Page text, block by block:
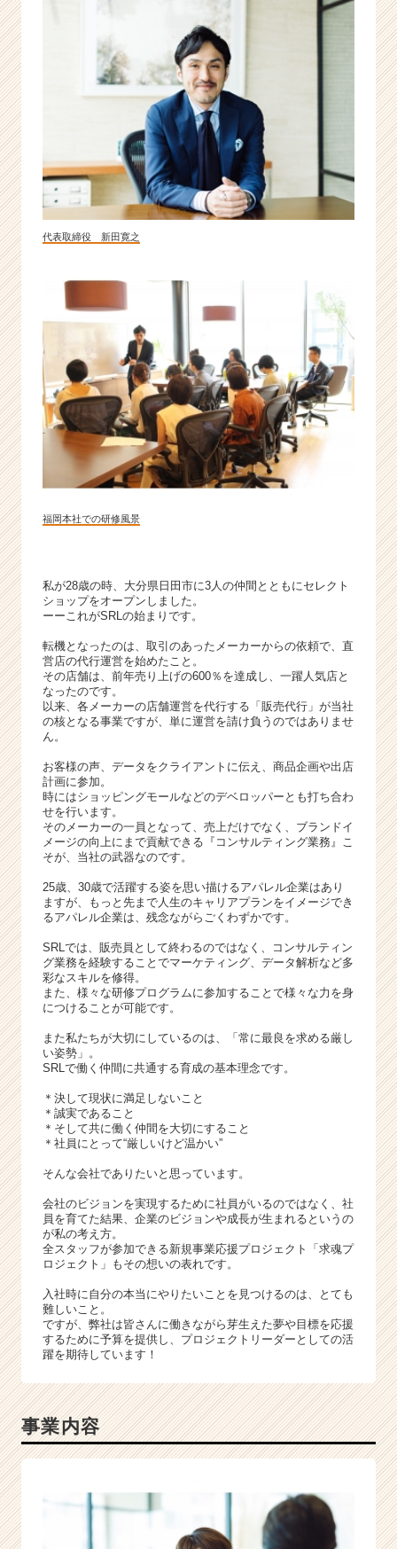
い
ま
す！
|
ベ
ン
チ
ャ
ー・
ら
ス
カ
ウ
ト
が
届
く
就
ア
キ
リ
ア
（C
h
e
a
e
e
代表取締役 新田寛之
福岡本社での研修風景
私が28歳の時、大分県日田市に3人の仲間とともにセレクト
ショップをオープンしました。
ーーこれがSRLの始まりです。
転機となったのは、取引のあったメーカーからの依頼で、直
営店の代行運営を始めたこと。
その店舗は、前年売り上げの600％を達成し、一躍人気店と
なったのです。
以来、各メーカーの店舗運営を代行する「販売代行」が当社
の核となる事業ですが、単に運営を請け負うのではありませ
ん。
お客様の声、データをクライアントに伝え、商品企画や出店
計画に参加。
時にはショッピングモールなどのデベロッパーとも打ち合わ
せを行います。
そのメーカーの一員となって、売上だけでなく、ブランドイ
メージの向上にまで貢献できる『コンサルティング業務』こ
そが、当社の武器なのです。
25歳、30歳で活躍する姿を思い描けるアパレル企業はあり
ますが、もっと先まで人生のキャリアプランをイメージでき
るアパレル企業は、残念ながらごくわずかです。
SRLでは、販売員として終わるのではなく、コンサルティン
グ業務を経験することでマーケティング、データ解析など多
彩なスキルを修得。
また、様々な研修プログラムに参加することで様々な力を身
につけることが可能です。
また私たちが大切にしているのは、「常に最良を求める厳し
い姿勢」。
SRLで働く仲間に共通する育成の基本理念です。
＊決して現状に満足しないこと
＊誠実であること
＊そして共に働く仲間を大切にすること
＊社員にとって“厳しいけど温かい”
そんな会社でありたいと思っています。
会社のビジョンを実現するために社員がいるのではなく、社
員を育てた結果、企業のビジョンや成長が生まれるというの
が私の考え方。
全スタッフが参加できる新規事業応援プロジェクト「求魂プ
ロジェクト」もその想いの表れです。
入社時に自分の本当にやりたいことを見つけるのは、とても
難しいこと。
ですが、弊社は皆さんに働きながら芽生えた夢や目標を応援
するために予算を提供し、プロジェクトリーダーとしての活
躍を期待しています！
事業内容